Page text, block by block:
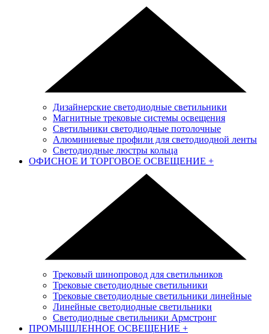
Дизайнерские светодиодные светильники
Магнитные трековые системы освещения
Светильники светодиодные потолочные
Алюминиевые профили для светодиодной ленты
Светодиодные люстры кольца
ОФИСНОЕ И ТОРГОВОЕ ОСВЕЩЕНИЕ +
Трековый шинопровод для светильников
Трековые светодиодные светильники
Трековые светодиодные светильники линейные
Линейные светодиодные светильники
Светодиодные светильники Армстронг
ПРОМЫШЛЕННОЕ ОСВЕЩЕНИЕ +